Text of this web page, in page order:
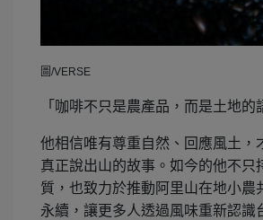
圖/VERSE
「咖啡不只是農產品，而是土地的
他相信唯有尊重自然、回應風土，
真正說出山的故事。如今的他不只
質，也致力於推動阿里山在地小農
永續，讓更多人透過風味重新認識